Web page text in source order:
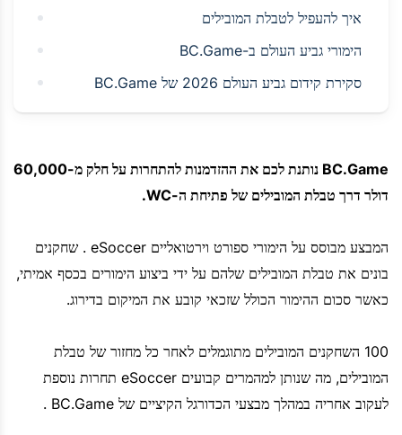
איך להעפיל לטבלת המובילים
הימורי גביע העולם ב-BC.Game
סקירת קידום גביע העולם 2026 של BC.Game
BC.Game נותנת לכם את ההזדמנות להתחרות על חלק מ-60,000
דולר דרך טבלת המובילים של פתיחת ה-WC.
המבצע מבוסס על הימורי ספורט וירטואליים eSoccer . שחקנים
בונים את טבלת המובילים שלהם על ידי ביצוע הימורים בכסף אמיתי,
כאשר סכום ההימור הכולל שזכאי קובע את המיקום בדירוג.
100 השחקנים המובילים מתוגמלים לאחר כל מחזור של טבלת
המובילים, מה שנותן למהמרים קבועים eSoccer תחרות נוספת
לעקוב אחריה במהלך מבצעי הכדורגל הקיציים של BC.Game .